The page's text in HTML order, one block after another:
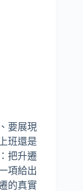
要展現
班還是
把升遷
項給出
的真實